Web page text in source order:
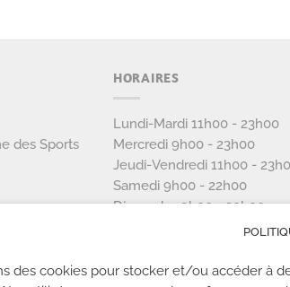
des Sports
HORAIRES
Lundi-Mardi 11h00 - 23h00
Mercredi 9h00 - 23h00
Jeudi-Vendredi 11h00 -
Samedi 9h00 - 22h00
Dimanche 9h00 - 20h00
des cookies pour stocker et/ou accéder à